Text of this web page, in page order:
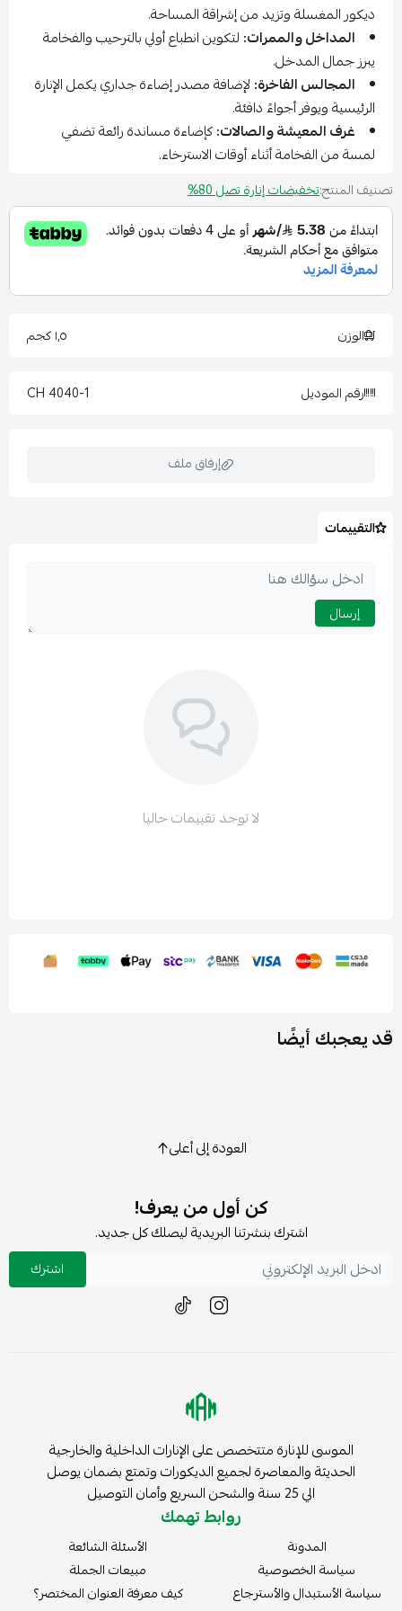
ديكور المغسلة وتزيد من إشراقة المساحة.
المداخل والممرات: لتكوين انطباع أولي بالترحيب والفخامة
يبرز جمال المدخل.
المجالس الفاخرة: لإضافة مصدر إضاءة جداري يكمل الإنارة
الرئيسية ويوفر أجواءً دافئة.
غرف المعيشة والصالات:كإضاءة مساندة رائعة تضفي
لمسة من الفخامة أثناء أوقات الاسترخاء.
تصنيف المنتج:تخفيضات إنارة تصل 80%
الوزن ١٫٥ كجم
رقم الموديل 4040-1 CH
إرفاق ملف
التقييمات
إرسال
لا توجد تقييمات حاليا
قد يعجبك أيضًا
العودة إلى أعلى
كن أول من يعرف!
اشترك بنشرتنا البريدية ليصلك كل جديد.
اشترك
الموسى للإنارة متتخصص على الإنارات الداخلية والخارجية
الحديثة والمعاصرة لجميع الديكورات وتمتع بضمان يوصل
الي 25 سنة والشحن السريع وأمان التوصيل
روابط تهمك
المدونة
سياسة الخصوصية
سياسة الأستبدال والأسترجاع
الأسئلة الشائعة
مبيعات الجملة
كيف معرفة العنوان المختصر؟